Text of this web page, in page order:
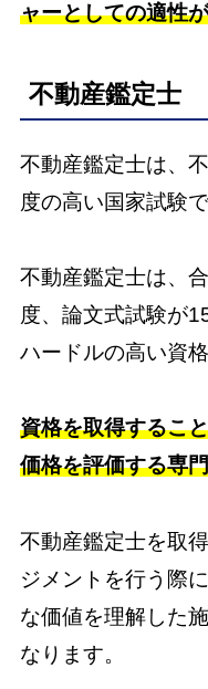
ャーとしての適性
不動産鑑定士
不動産鑑定士は、
度の高い国家試験で
不動産鑑定士は、
度、論文式試験が
ハードルの高い資
資格を取得するこ
価格を評価する専
不動産鑑定士を取
ジメントを行う際
な価値を理解した
なります。